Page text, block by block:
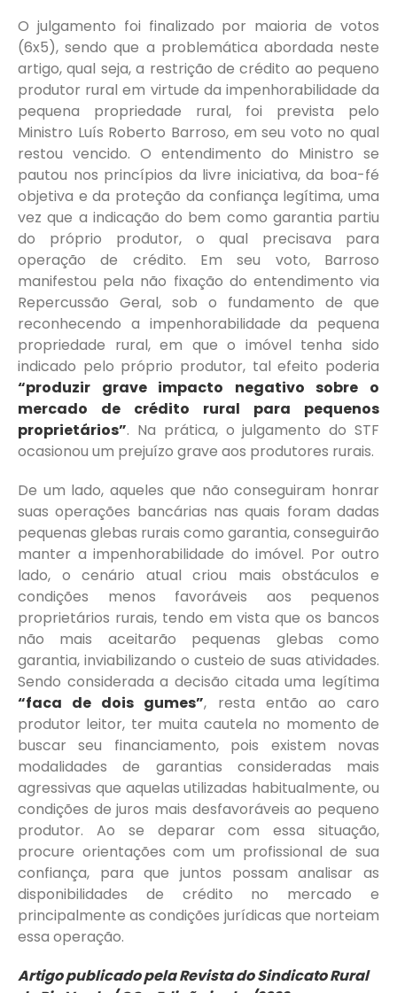
O julgamento foi finalizado por maioria de votos
(6x5), sendo que a problemática abordada neste
artigo, qual seja, a restrição de crédito ao pequeno
produtor rural em virtude da impenhorabilidade da
pequena propriedade rural, foi prevista pelo
Ministro Luís Roberto Barroso, em seu voto no qual
restou vencido. O entendimento do Ministro se
pautou nos princípios da livre iniciativa, da boa-fé
objetiva e da proteção da confiança legítima, uma
vez que a indicação do bem como garantia partiu
do próprio produtor, o qual precisava para
operação de crédito. Em seu voto, Barroso
manifestou pela não fixação do entendimento via
Repercussão Geral, sob o fundamento de que
reconhecendo a impenhorabilidade da pequena
propriedade rural, em que o imóvel tenha sido
indicado pelo próprio produtor, tal efeito poderia
“produzir grave impacto negativo sobre o
mercado de crédito rural para pequenos
proprietários”. Na prática, o julgamento do STF
ocasionou um prejuízo grave aos produtores rurais.
De um lado, aqueles que não conseguiram honrar
suas operações bancárias nas quais foram dadas
pequenas glebas rurais como garantia, conseguirão
manter a impenhorabilidade do imóvel. Por outro
lado, o cenário atual criou mais obstáculos e
condições menos favoráveis aos pequenos
proprietários rurais, tendo em vista que os bancos
não mais aceitarão pequenas glebas como
garantia, inviabilizando o custeio de suas atividades.
Sendo considerada a decisão citada uma legítima
“faca de dois gumes”, resta então ao caro
produtor leitor, ter muita cautela no momento de
buscar seu financiamento, pois existem novas
modalidades de garantias consideradas mais
agressivas que aquelas utilizadas habitualmente, ou
condições de juros mais desfavoráveis ao pequeno
produtor. Ao se deparar com essa situação,
procure orientações com um profissional de sua
confiança, para que juntos possam analisar as
disponibilidades de crédito no mercado e
principalmente as condições jurídicas que norteiam
essa operação.
Artigo publicado pela Revista do Sindicato Rural